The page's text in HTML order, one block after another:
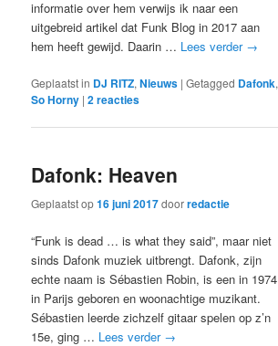
informatie over hem verwijs ik naar een
uitgebreid artikel dat Funk Blog in 2017 aan
hem heeft gewijd. Daarin … Lees verder →
Geplaatst in DJ RITZ,Nieuws |Getagged Dafonk,
So Horny |2reacties
Dafonk: Heaven
Geplaatst op16 juni 2017doorredactie
“Funk is dead … is what they said”, maar niet
sinds Dafonk muziek uitbrengt. Dafonk, zijn
echte naam is Sébastien Robin, is een in 1974
in Parijs geboren en woonachtige muzikant.
Sébastien leerde zichzelf gitaar spelen op z’n
15e, ging … Lees verder →